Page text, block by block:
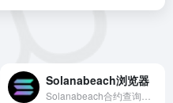
Solanabeach浏览器